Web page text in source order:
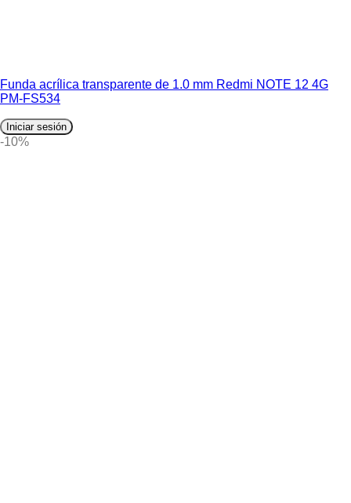
Funda acrílica transparente de 1.0 mm Redmi NOTE 12 4G
PM-FS534
Iniciar sesión
-10%